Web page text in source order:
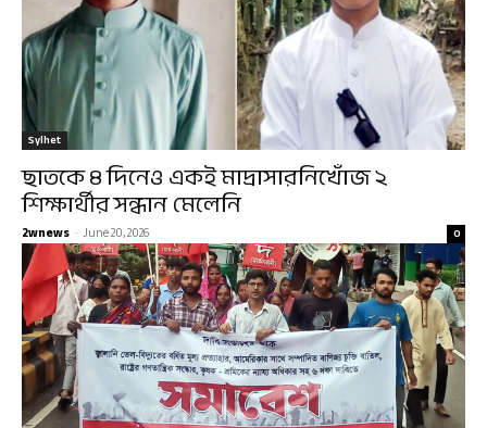
Sylhet
ছাতকে ৪ দিনেও একই মাদ্রাসারনিখোঁজ ২
শিক্ষার্থীর সন্ধান মেলেনি
2wnews -June 20, 2026 0